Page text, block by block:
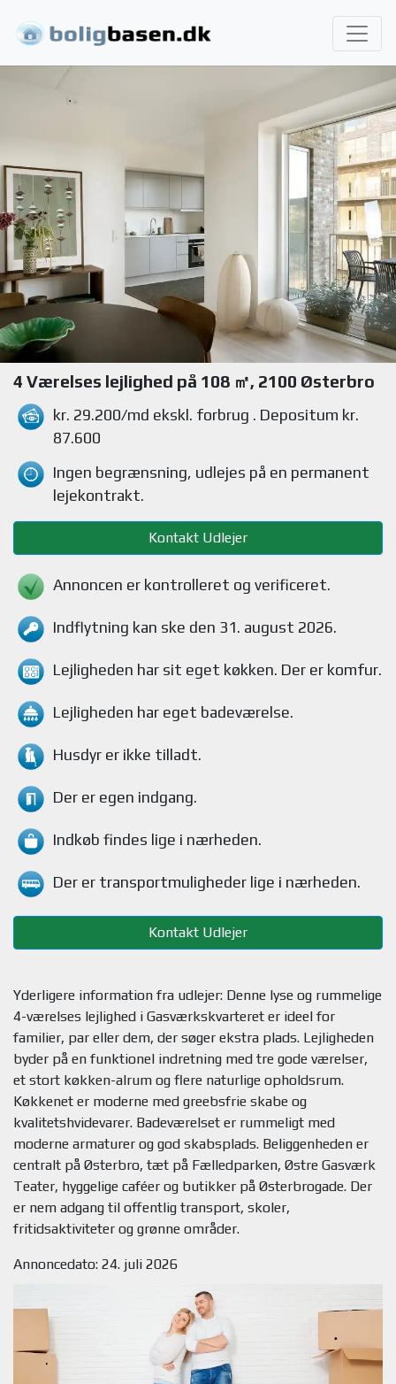
4 Værelses lejlighed på 108 ㎡, 2100 Østerbro
kr. 29.200/md ekskl. forbrug . Depositum kr.
87.600
Ingen begrænsning, udlejes på en permanent
lejekontrakt.
Kontakt Udlejer
Annoncen er kontrolleret og verificeret.
Indflytning kan ske den 31. august 2026.
Lejligheden har sit eget køkken. Der er komfur.
Lejligheden har eget badeværelse.
Husdyr er ikke tilladt.
Der er egen indgang.
Indkøb findes lige i nærheden.
Der er transportmuligheder lige i nærheden.
Kontakt Udlejer
Yderligere information fra udlejer: Denne lyse og rummelige
4-værelses lejlighed i Gasværkskvarteret er ideel for
familier, par eller dem, der søger ekstra plads. Lejligheden
byder på en funktionel indretning med tre gode værelser,
et stort køkken-alrum og flere naturlige opholdsrum.
Køkkenet er moderne med greebsfrie skabe og
kvalitetshvidevarer. Badeværelset er rummeligt med
moderne armaturer og god skabsplads. Beliggenheden er
centralt på Østerbro, tæt på Fælledparken, Østre Gasværk
Teater, hyggelige caféer og butikker på Østerbrogade. Der
er nem adgang til offentlig transport, skoler,
Annoncedato: 24. juli 2026